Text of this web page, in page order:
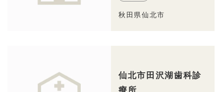
秋田県仙北市
仙北市田沢湖歯科診
療所